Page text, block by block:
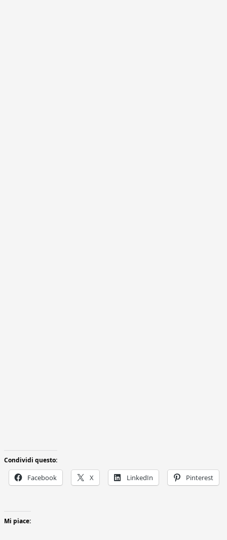
Condividi questo:
Facebook X LinkedIn Pinterest
Mi piace: